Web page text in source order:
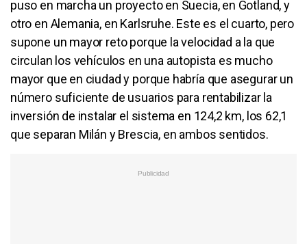
puso en marcha un proyecto en Suecia, en Gotland, y
otro en Alemania, en Karlsruhe. Este es el cuarto, pero
supone un mayor reto porque la velocidad a la que
circulan los vehículos en una autopista es mucho
mayor que en ciudad y porque habría que asegurar un
número suficiente de usuarios para rentabilizar la
inversión de instalar el sistema en 124,2 km, los 62,1
que separan Milán y Brescia, en ambos sentidos.